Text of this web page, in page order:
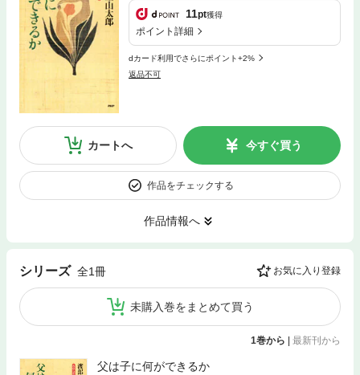
11pt獲得
ポイント詳細
dカード利用でさらにポイント+2%
返品不可
カートへ 今すぐ買う
作品をチェックする
作品情報へ
シリーズ 全1冊 お気に入り登録
未購入巻をまとめて買う
1巻から 最新刊から
父は子に何ができるか